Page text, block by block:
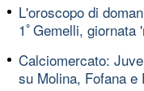
L'oroscopo di
1ﾟGemelli, giornata
Calciomercato:
su Molina, Fofana e